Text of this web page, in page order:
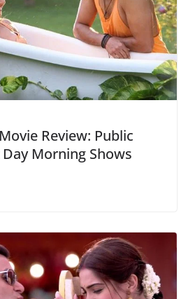
Review: Public
Morning Shows